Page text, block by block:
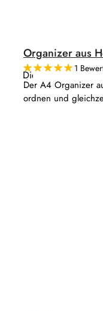
Organizer aus
Die
durchschnittliche
Produktbewertung
ist
1
Der A4 Organizer
ordnen und